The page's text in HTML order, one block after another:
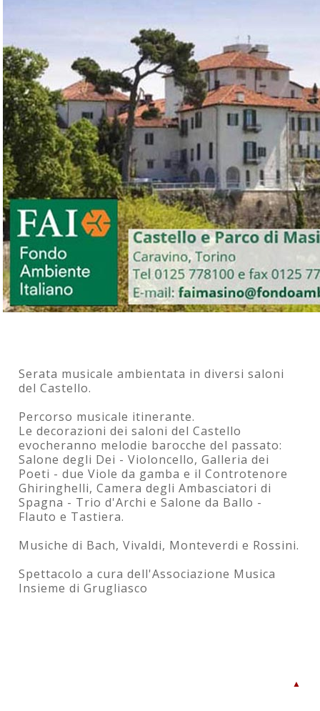
Serata musicale ambientata in diversi saloni
del Castello.
Percorso musicale itinerante.
Le decorazioni dei saloni del Castello
evocheranno melodie barocche del passato:
Salone degli Dei - Violoncello, Galleria dei
Poeti - due Viole da gamba e il Controtenore
Ghiringhelli, Camera degli Ambasciatori di
Spagna - Trio d'Archi e Salone da Ballo -
Flauto e Tastiera.
Musiche di Bach, Vivaldi, Monteverdi e Rossini.
Spettacolo a cura dell'Associazione Musica
Insieme di Grugliasco
▲